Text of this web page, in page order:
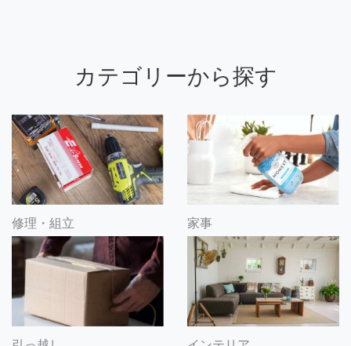
カテゴリーから探す
修理・組立 家事